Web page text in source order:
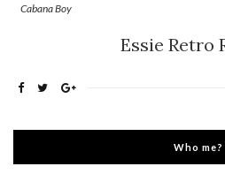
Cabana Boy
Essie Retro
Who me?